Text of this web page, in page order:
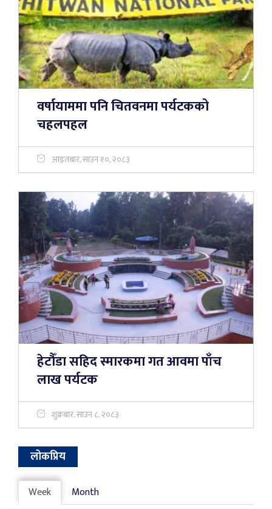
वर्षायाममा पनि चितवनमा पर्यटकको
चहलपहल
आइतबार, साउन १०, २०८३
हेटौँडा सहिद स्मारकमा गत आवमा पाँच
लाख पर्यटक
शुक्रबार, साउन ८, २०८३
लोकप्रिय
Week Month